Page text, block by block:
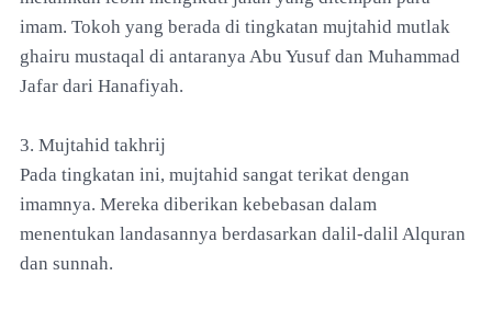
imam. Tokoh yang berada di tingkatan mujtahid mutlak
ghairu mustaqal di antaranya Abu Yusuf dan Muhammad
Jafar dari Hanafiyah.
3. Mujtahid takhrij
Pada tingkatan ini, mujtahid sangat terikat dengan
imamnya. Mereka diberikan kebebasan dalam
menentukan landasannya berdasarkan dalil-dalil Alquran
dan sunnah.